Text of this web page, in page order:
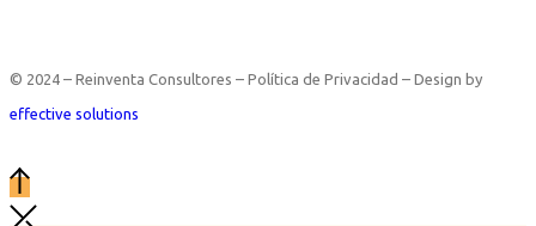
© 2024 – Reinventa Consultores – Política de Privacidad – Design by
effective solutions